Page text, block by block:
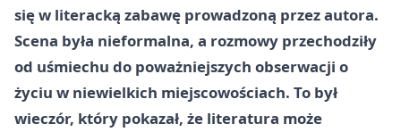
się w literacką zabawę prowadzoną przez autora.
Scena była nieformalna, a rozmowy przechodziły
od uśmiechu do poważniejszych obserwacji o
życiu w niewielkich miejscowościach. To był
wieczór, który pokazał, że literatura może